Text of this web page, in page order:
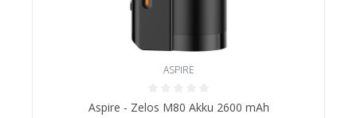
ASPIRE
Aspire - Zelos M80 Akku 2600 mAh